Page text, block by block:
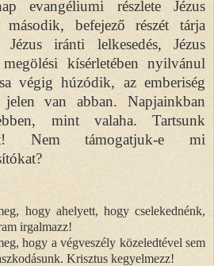
evangéliumi részlete Jézus
második, befejező részét tárja
iránti lelkesedés, Jézus
megölési kísérletében nyilvánul
végig húzódik, az emberiség
jelen van abban. Napjainkban
mint valaha. Tartsunk
Nem támogatjuk-e mi
hogy ahelyett, hogy cselekednénk,
irgalmazz!
hogy a végveszély közeledtével sem
Krisztus kegyelmezz!